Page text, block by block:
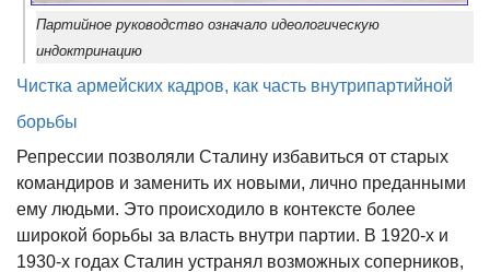
Партийное руководство означало идеологическую
индоктринацию
Чистка армейских кадров, как часть внутрипартийной
борьбы
Репрессии позволяли Сталину избавиться от старых
командиров и заменить их новыми, лично преданными
ему людьми. Это происходило в контексте более
широкой борьбы за власть внутри партии. В 1920-х и
1930-х годах Сталин устранял возможных соперников,